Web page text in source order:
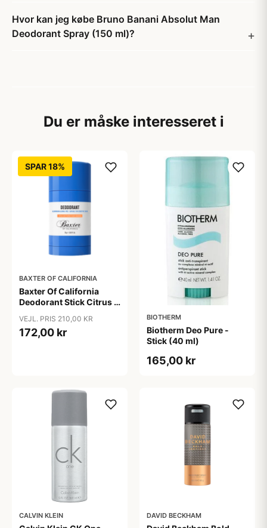
Hvor kan jeg købe Bruno Banani Absolut Man
Deodorant Spray (150 ml)?
Du er måske interesseret i
SPAR 18%
BAXTER OF CALIFORNIA
Baxter Of California
Deodorant Stick Citrus &
VEJL. PRIS 210,00 KR
172,00 kr
BIOTHERM
Biotherm Deo Pure -
Stick (40 ml)
165,00 kr
CALVIN KLEIN DAVID BECKHAM